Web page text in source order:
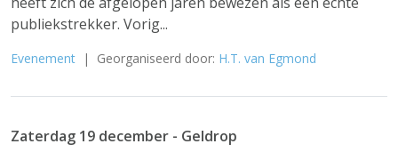
publiekstrekker. Vorig...
Evenement | Georganiseerd door: H.T. van Egmond
Zaterdag 19 december - Geldrop